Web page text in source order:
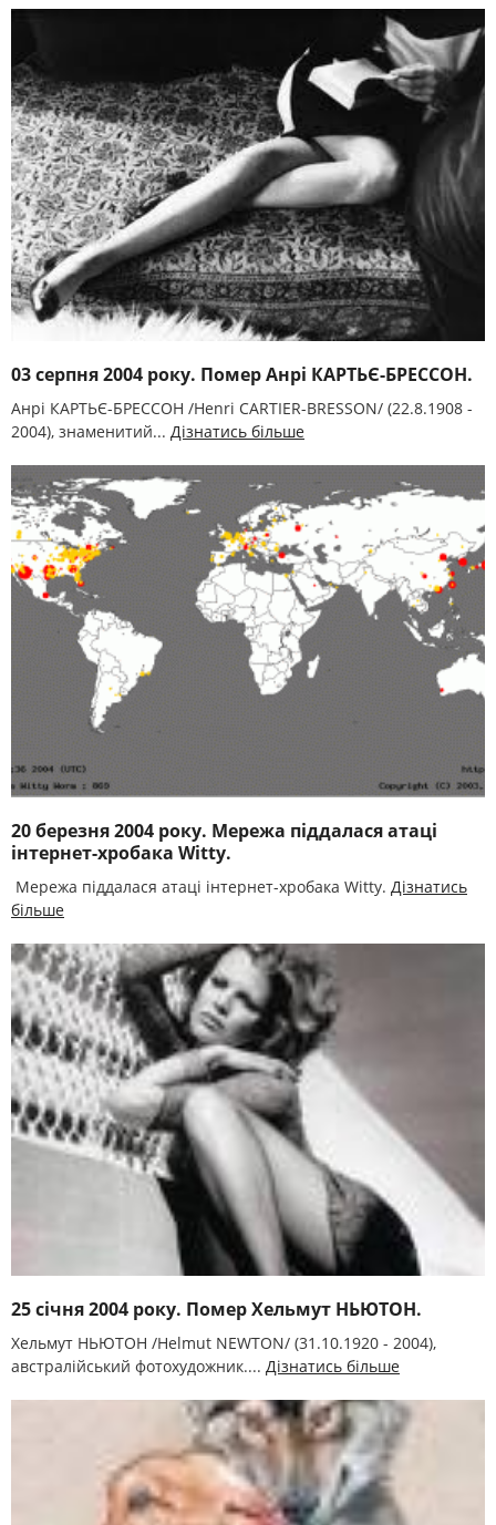
03 серпня 2004 року. Помер Анрі КАРТЬЄ-БРЕССОН.
Анрі КАРТЬЄ-БРЕССОН /Henri CARTIER-BRESSON/ (22.8.1908 -
2004), знаменитий... Дізнатись більше
20 березня 2004 року. Мережа піддалася атаці
інтернет-хробака Witty.
Мережа піддалася атаці інтернет-хробака Witty. Дізнатись
більше
25 січня 2004 року. Помер Хельмут НЬЮТОН.
Хельмут НЬЮТОН /Helmut NEWTON/ (31.10.1920 - 2004),
австралійський фотохудожник.... Дізнатись більше